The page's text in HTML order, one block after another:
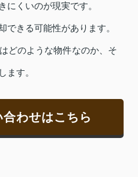
にくいのが現実です。
できる可能性があります。
どのような物件なのか、そ
ます。
わせはこちら